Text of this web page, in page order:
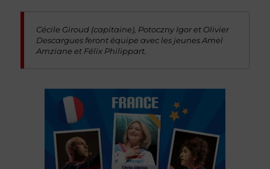
Cécile Giroud (capitaine), Potoczny Igor et Olivier
Descargues feront équipe avec les jeunes Amel
Amziane et Félix Philippart.